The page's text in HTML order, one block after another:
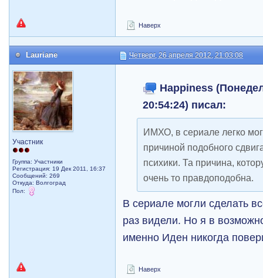
Наверх
Lauriane Четверг, 26 апреля 2012, 21:03:08
Участник
Группа: Участники
Регистрация: 19 Дек 2011, 16:37
Сообщений: 269
Откуда: Волгоград
Пол:
Happiness
20:54:24) писал:
ИМХО, в сериале легко
причиной подобного
психики. Та причина,
очень то правдоподобна.
В сериале могли сделать
раз видели. Но я в
именно Иден никогда
Наверх